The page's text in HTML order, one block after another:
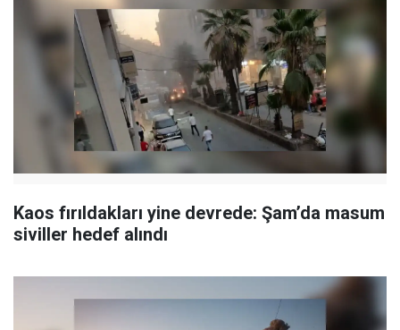
Kaos fırıldakları yine devrede: Şam’da masum
siviller hedef alındı